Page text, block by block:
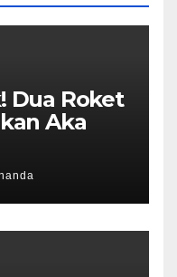
Dua Roket
Aka